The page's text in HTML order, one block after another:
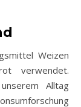
Weizen
verwendet.
Alltag